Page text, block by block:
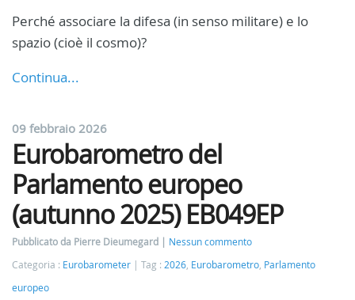
Perché associare la difesa (in senso militare) e lo
spazio (cioè il cosmo)?
Continua...
09 febbraio 2026
Eurobarometro del
Parlamento europeo
(autunno 2025) EB049EP
Pubblicato da Pierre Dieumegard
Nessun commento
Categoria : Eurobarometer Tag : 2026 Eurobarometro Parlamento
europeo